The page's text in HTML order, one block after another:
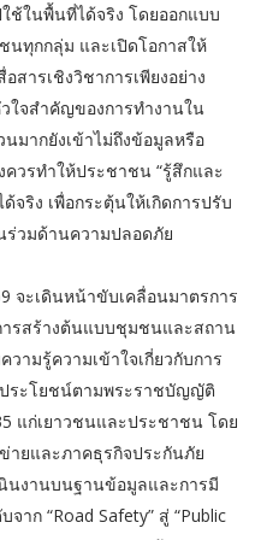
ช้ในพื้นที่ได้จริง โดยออกแบบ
นทุกกลุ่ม และเปิดโอกาสให้
ารเชิงวิชาการเพียงอย่าง
วใจสำคัญของการทำงานใน
มากยังเข้าไม่ถึงข้อมูลหรือ
วรทำให้ประชาชน “รู้สึกและ
จริง เพื่อกระตุ้นให้เกิดการปรับ
ร่วมด้านความปลอดภัย
จะเดินหน้าขับเคลื่อนมาตรการ
รสร้างต้นแบบชุมชนและสถาน
ามรู้ความเข้าใจเกี่ยวกับการ
ระโยชน์ตามพระราชบัญญัติ
แก่เยาวชนและประชาชน โดย
ายและภาคธุรกิจประกันภัย
นินงานบนฐานข้อมูลและการมี
าก “Road Safety” สู่ “Public